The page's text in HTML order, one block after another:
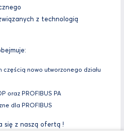
z technologią
częścią nowo utworzonego działu
oraz PROFIBUS PA
dla PROFIBUS
się z naszą ofertą !